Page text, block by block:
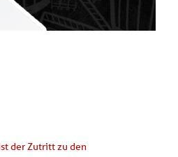
der Zutritt zu den